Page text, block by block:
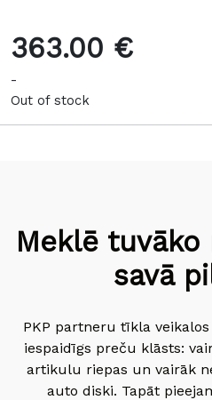
363.00 €
-
Out of stock
Meklē
savā
PKP partneru tīkla
iespaidīgs preču klāsts:
artikulu riepas un vairāk
auto diski. Tapāt